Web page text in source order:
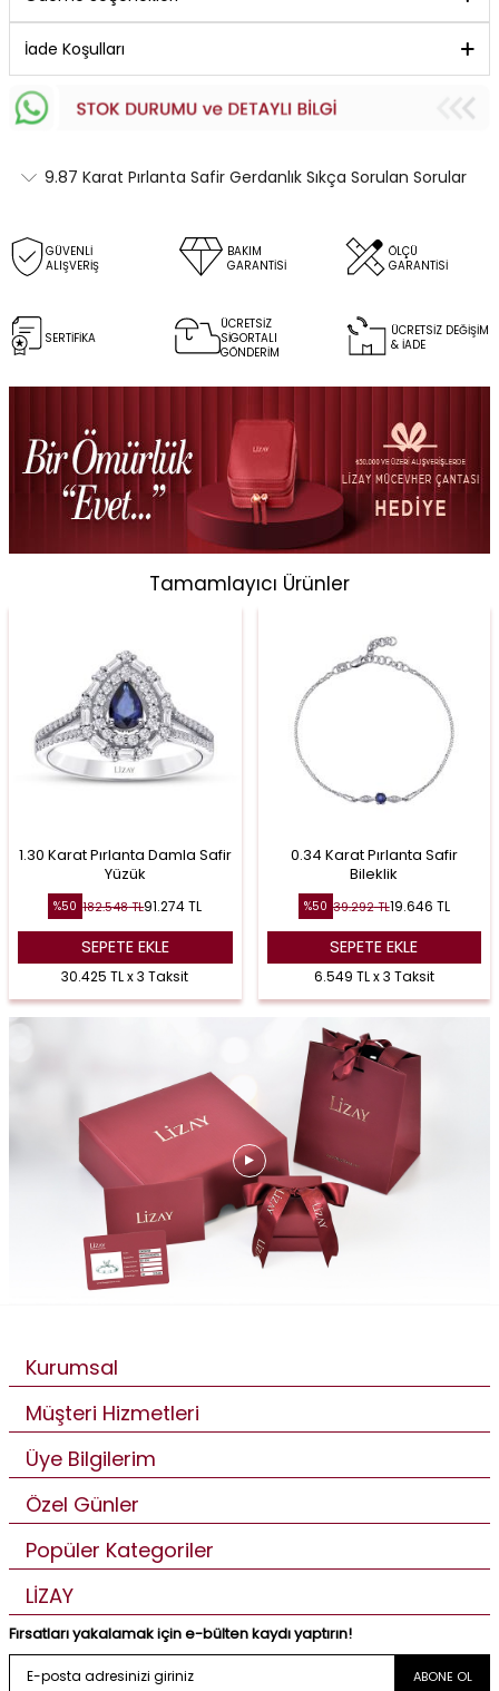
İade Koşulları
9.87 Karat Pırlanta Safir Gerdanlık Sıkça Sorulan Sorular
GÜVENLİ
ALIŞVERİŞ
BAKIM
GARANTİSİ
ÖLÇÜ
GARANTİSİ
SERTİFİKA
ÜCRETSİZ
SİGORTALI
GÖNDERİM
ÜCRETSİZ DEĞİŞİM
& İADE
Tamamlayıcı Ürünler
1.30 Karat Pırlanta Damla Safir
Yüzük
%50 182.548TL91.274TL
SEPETE EKLE
30.425 TL x 3 Taksit
0.34 Karat Pırlanta Safir
Bileklik
%50 39.292TL19.646 TL
SEPETE EKLE
6.549 TL x 3 Taksit
Kurumsal
Müşteri Hizmetleri
Üye Bilgilerim
Özel Günler
Popüler Kategoriler
LİZAY
Fırsatları yakalamak için e-bülten kaydı yaptırın!
ABONE OL